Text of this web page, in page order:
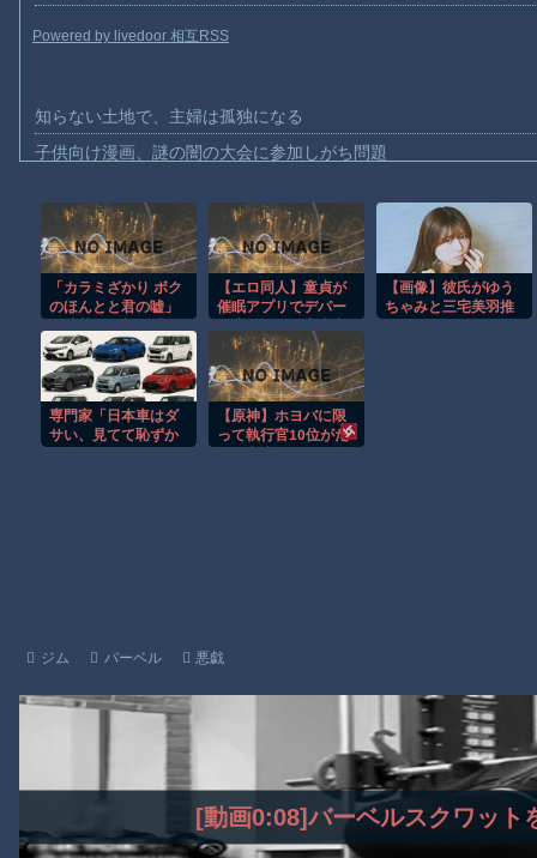
Powered by livedoor 相互RSS
知らない土地で、主婦は孤独になる
子供向け漫画、謎の闇の大会に参加しがち問題
【動画】両方馬鹿（笑）ミニストップでトラックと衝突したドラ
【動画】地震発生時の熊本総合病院の手術室の様子が(((ﾟДﾟ)))
【動画】野菜売りのおじさんにドローンを特攻させるおそロシア
【朗報】大人気漫画「GANTZ」がAmazonでなんと全巻100円ｗ
まだ墓石があるだけマシと見るべきか。今はもう合葬墓ばかり
【動画】新型のさすまた、限界突破ｗｗｗｗｗｗ
「カラミざかり ボク
のほんとと君の嘘」
れでも明日も彼氏が
いい」、突然の最終
回
【エロ同人】童貞が
催眠アプリでデパー
業し目撃者のJKを肉
便器にして口封じ
【画像】彼氏がゆう
ちゃみと三宅美羽推
専門家「日本車はダ
サい、見てて恥ずか
【原神】ホヨバに限
って執行官10位がた
ジム バーベル 悪戯
[動画0:08]バーベルスクワット